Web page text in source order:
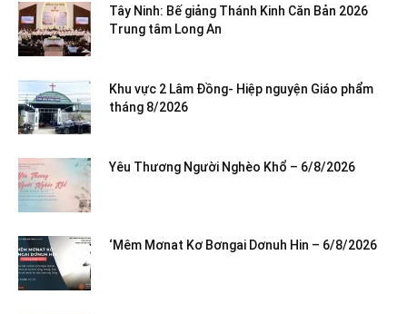
Tây Ninh: Bế giảng Thánh Kinh Căn Bản 2026
Trung tâm Long An
Khu vực 2 Lâm Đồng- Hiệp nguyện Giáo phẩm
tháng 8/2026
Yêu Thương Người Nghèo Khổ – 6/8/2026
‘Mêm Mơnat Kơ Bơngai Dơnuh Hin – 6/8/2026